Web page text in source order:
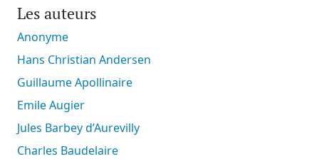
Les auteurs
Anonyme
Hans Christian Andersen
Guillaume Apollinaire
Emile Augier
Jules Barbey d’Aurevilly
Charles Baudelaire